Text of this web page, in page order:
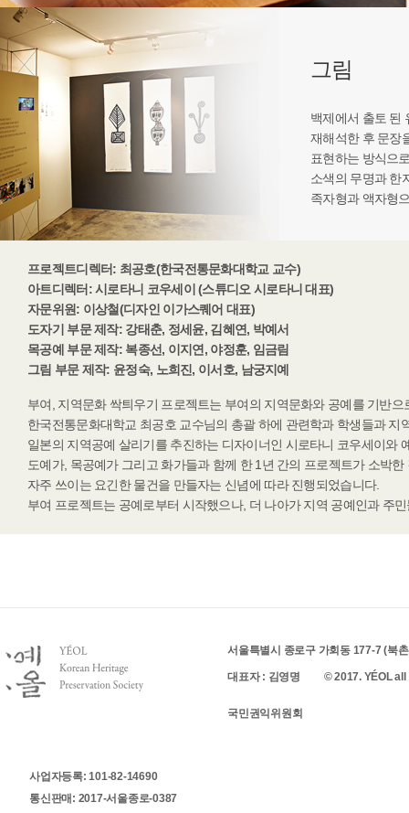
그림
백제에서 출토 된
재해석한 후 문장
표현하는 방식으
소색의 무명과 한
족자형과 액자형
프로젝트디렉터: 최공호(한국전통문화대학교 교수)
아트디렉터: 시로타니 코우세이 (스튜디오 시로타니 대표)
자문위원: 이상철(디자인 이가스퀘어 대표)
도자기 부문 제작: 강태춘, 정세윤, 김혜연, 박예서
목공예 부문 제작: 복종선, 이지연, 야정훈, 임금림
그림 부문 제작: 윤정숙, 노희진, 이서호, 남궁지예
부여, 지역문화 싹틔우기 프로젝트는 부여의 지역문화와 공예를 기반
한국전통문화대학교 최공호 교수님의 총괄 하에 관련학과 학생들과
일본의 지역공예 살리기를 추진하는 디자이너인 시로타니 코우세이와
도예가, 목공예가 그리고 화가들과 함께 한 1년 간의 프로젝트가 소박
자주 쓰이는 요긴한 물건을 만들자는 신념에 따라 진행되었습니다.
부여 프로젝트는 공예로부터 시작했으나, 더 나아가 지역 공예인과 주
서울특별시 종로구 가회동 177-7 (북
대표자 : 김영명 © 2017. YÉOL
국민권익위원회
사업자등록: 101-82-14690
통신판매: 2017-서울종로-0387